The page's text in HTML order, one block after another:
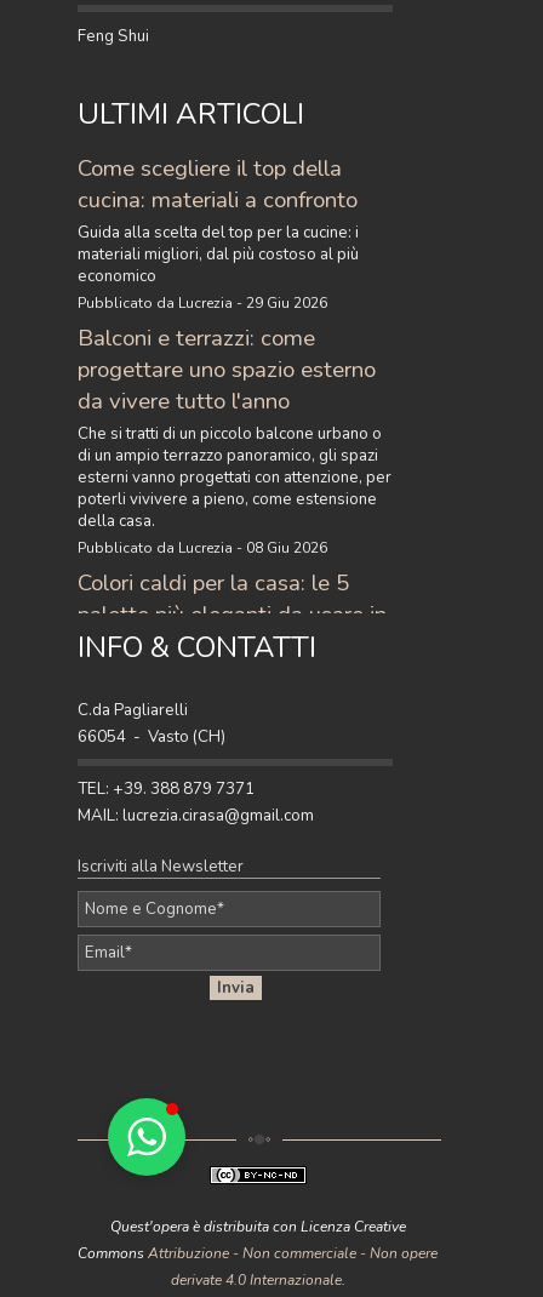
Feng Shui
ULTIMI ARTICOLI
INFO & CONTATTI
C.da Pagliarelli
66054 - Vasto (CH)
TEL: +39. 388 879 7371
MAIL: lucrezia.cirasa@gmail.com
Come scegliere il top della
cucina: materiali a confronto
Guida alla scelta del top per la cucine: i
materiali migliori, dal più costoso al più
economico
Pubblicato da Lucrezia - 29 Giu 2026
Balconi e terrazzi: come
progettare uno spazio esterno
da vivere tutto l'anno
Che si tratti di un piccolo balcone urbano o
di un ampio terrazzo panoramico, gli spazi
esterni vanno progettati con attenzione, per
poterli vivivere a pieno, come estensione
della casa.
Pubblicato da Lucrezia - 08 Giu 2026
Colori caldi per la casa: le 5
palette più eleganti da usare in
casa
del momento: 5 palette raffinate con
terracotta, ocra, caramello e ruggine per
arredare con stile.
Iscriviti alla Newsletter
Quest'opera è distribuita con Licenza Creative
Commons Attribuzione - Non commerciale - Non opere
derivate 4.0 Internazionale.